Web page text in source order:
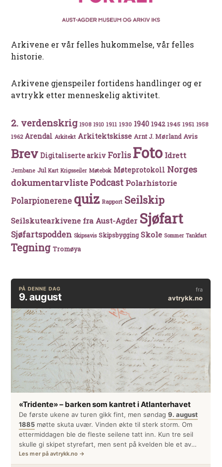
Arkivene er vår felles hukommelse, vår felles
historie.
Arkivene gjenspeiler fortidens handlinger og er
avtrykk etter menneskelig aktivitet.
2. verdenskrig 1908 1910 1911 1930 1940 1942 1945 1951 1958
1962 Arendal Arkitekt Arkitektskisse Arnt J. Mørland Avis
Brev Digitaliserte arkiv Forlis Foto Idrett
Jernbane Jul Kart Krigsseiler Møtebok Møteprotokoll Norges
dokumentarvlistePodcast Polarhistorie
Polarpionerene quiz Rapport Seilskip
Seilskutearkivene fra Aust-Agder Sjøfart
Sjøfartspodden Skipsavis Skipsbygging Skole Sommer Tankfart
Tegning Tromøya